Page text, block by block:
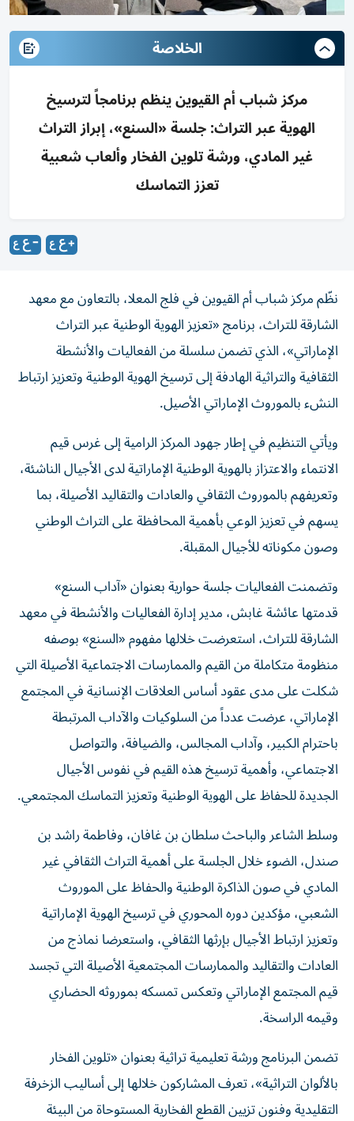
الخلاصة
مركز شباب أم القيوين ينظم برنامجاً لترسيخ
الهوية عبر التراث: جلسة «السنع»، إبراز التراث
غير المادي، ورشة تلوين الفخار وألعاب شعبية
تعزز التماسك
نظّم مركز شباب أم القيوين في فلج المعلا، بالتعاون مع معهد
الشارقة للتراث، برنامج «تعزيز الهوية الوطنية عبر التراث
الإماراتي»، الذي تضمن سلسلة من الفعاليات والأنشطة
الثقافية والتراثية الهادفة إلى ترسيخ الهوية الوطنية وتعزيز ارتباط
النشء بالموروث الإماراتي الأصيل.
ويأتي التنظيم في إطار جهود المركز الرامية إلى غرس قيم
الانتماء والاعتزاز بالهوية الوطنية الإماراتية لدى الأجيال الناشئة،
وتعريفهم بالموروث الثقافي والعادات والتقاليد الأصيلة، بما
يسهم في تعزيز الوعي بأهمية المحافظة على التراث الوطني
وصون مكوناته للأجيال المقبلة.
وتضمنت الفعاليات جلسة حوارية بعنوان «آداب السنع»
قدمتها عائشة غابش، مدير إدارة الفعاليات والأنشطة في معهد
الشارقة للتراث، استعرضت خلالها مفهوم «السنع» بوصفه
منظومة متكاملة من القيم والممارسات الاجتماعية الأصيلة التي
شكلت على مدى عقود أساس العلاقات الإنسانية في المجتمع
الإماراتي، عرضت عدداً من السلوكيات والآداب المرتبطة
باحترام الكبير، وآداب المجالس، والضيافة، والتواصل
الاجتماعي، وأهمية ترسيخ هذه القيم في نفوس الأجيال
الجديدة للحفاظ على الهوية الوطنية وتعزيز التماسك المجتمعي.
وسلط الشاعر والباحث سلطان بن غافان، وفاطمة راشد بن
صندل، الضوء خلال الجلسة على أهمية التراث الثقافي غير
المادي في صون الذاكرة الوطنية والحفاظ على الموروث
الشعبي، مؤكدين دوره المحوري في ترسيخ الهوية الإماراتية
وتعزيز ارتباط الأجيال بإرثها الثقافي، واستعرضا نماذج من
العادات والتقاليد والممارسات المجتمعية الأصيلة التي تجسد
قيم المجتمع الإماراتي وتعكس تمسكه بموروثه الحضاري
وقيمه الراسخة.
تضمن البرنامج ورشة تعليمية تراثية بعنوان «تلوين الفخار
بالألوان التراثية»، تعرف المشاركون خلالها إلى أساليب الزخرفة
التقليدية وفنون تزيين القطع الفخارية المستوحاة من البيئة